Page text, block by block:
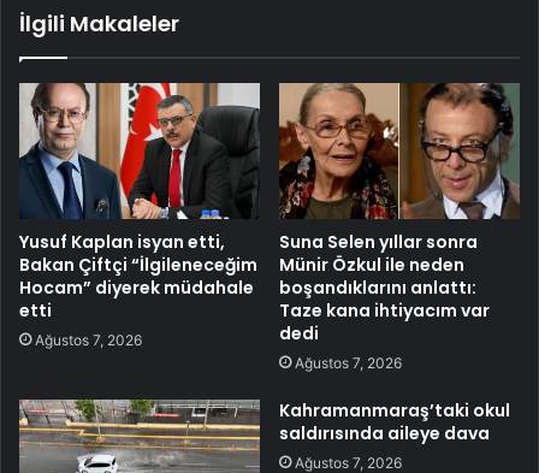
İlgili Makaleler
Yusuf Kaplan isyan etti,
Bakan Çiftçi “İlgileneceğim
Hocam” diyerek müdahale
etti
Ağustos 7, 2026
Suna Selen yıllar sonra
Münir Özkul ile neden
boşandıklarını anlattı:
Taze kana ihtiyacım var
dedi
Ağustos 7, 2026
Kahramanmaraş’taki okul
saldırısında aileye dava
Ağustos 7, 2026